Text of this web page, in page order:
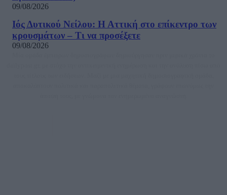
09/08/2026
Ιός Δυτικού Νείλου: Η Αττική στο επίκεντρο των
κρουσμάτων – Τι να προσέξετε
09/08/2026